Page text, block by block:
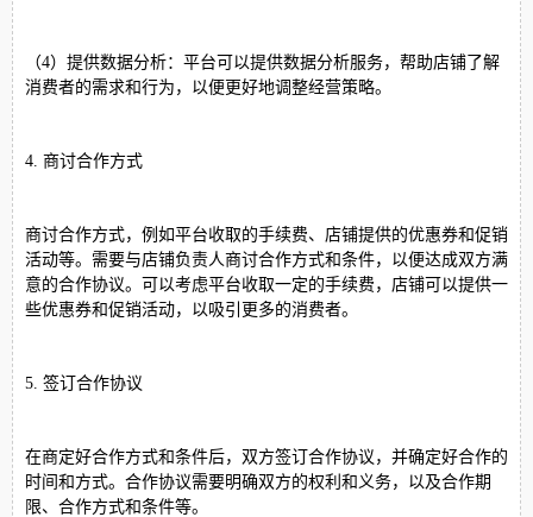
（4）提供数据分析：平台可以提供数据分析服务，帮助店铺了解
消费者的需求和行为，以便更好地调整经营策略。
4. 商讨合作方式
商讨合作方式，例如平台收取的手续费、店铺提供的优惠券和促销
活动等。需要与店铺负责人商讨合作方式和条件，以便达成双方满
意的合作协议。可以考虑平台收取一定的手续费，店铺可以提供一
些优惠券和促销活动，以吸引更多的消费者。
5. 签订合作协议
在商定好合作方式和条件后，双方签订合作协议，并确定好合作的
时间和方式。合作协议需要明确双方的权利和义务，以及合作期
限、合作方式和条件等。